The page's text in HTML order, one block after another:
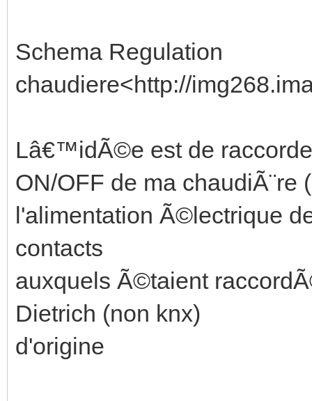
Schema Regulation
chaudiere<http://
Lâ€™idÃ©e est de
ON/OFF de ma chaudiÃ¨re
l'alimentation Ã©lectrique
contacts
auxquels Ã©taient
Dietrich (non knx)
d'origine